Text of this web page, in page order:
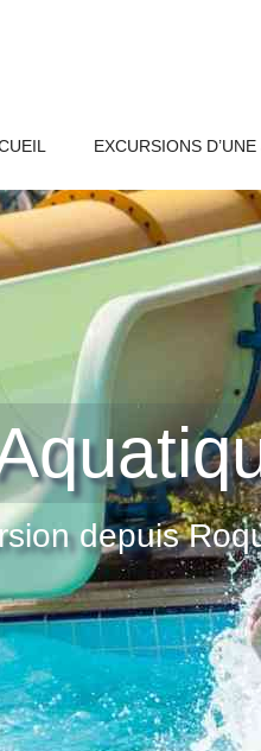
EXCURSIONS
depuis